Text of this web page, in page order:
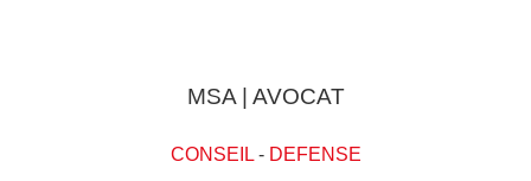
MSA | AVOCAT
CONSEIL- DEFENSE